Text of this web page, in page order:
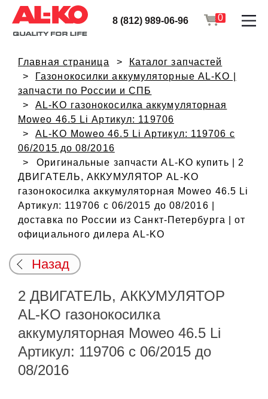
8 (812) 989-06-96 0
Главная страница
Каталог запчастей
Газонокосилки аккумуляторные AL-KO |
запчасти по России и СПБ
AL-KO газонокосилка аккумуляторная
Moweo 46.5 Li Артикул: 119706
AL-KO Moweo 46.5 Li Артикул: 119706 с
06/2015 до 08/2016
Оригинальные запчасти AL-KO купить | 2
ДВИГАТЕЛЬ, АККУМУЛЯТОР AL-KO
газонокосилка аккумуляторная Moweo 46.5 Li
Артикул: 119706 с 06/2015 до 08/2016 |
доставка по России из Санкт-Петербурга | от
официального дилера AL-KO
Назад
2 ДВИГАТЕЛЬ, АККУМУЛЯТОР
AL-KO газонокосилка
аккумуляторная Moweo 46.5 Li
Артикул: 119706 с 06/2015 до
08/2016